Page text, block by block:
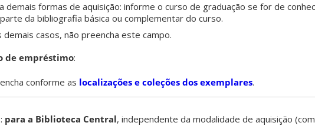
demais formas de aquisição: informe o curso de graduação se for de
da bibliografia básica ou complementar do curso.
demais casos, não preencha este campo.
de empréstimo:
conforme as localizações e coleções dos exemplares.
para a Biblioteca Central, independente da modalidade de aquisição